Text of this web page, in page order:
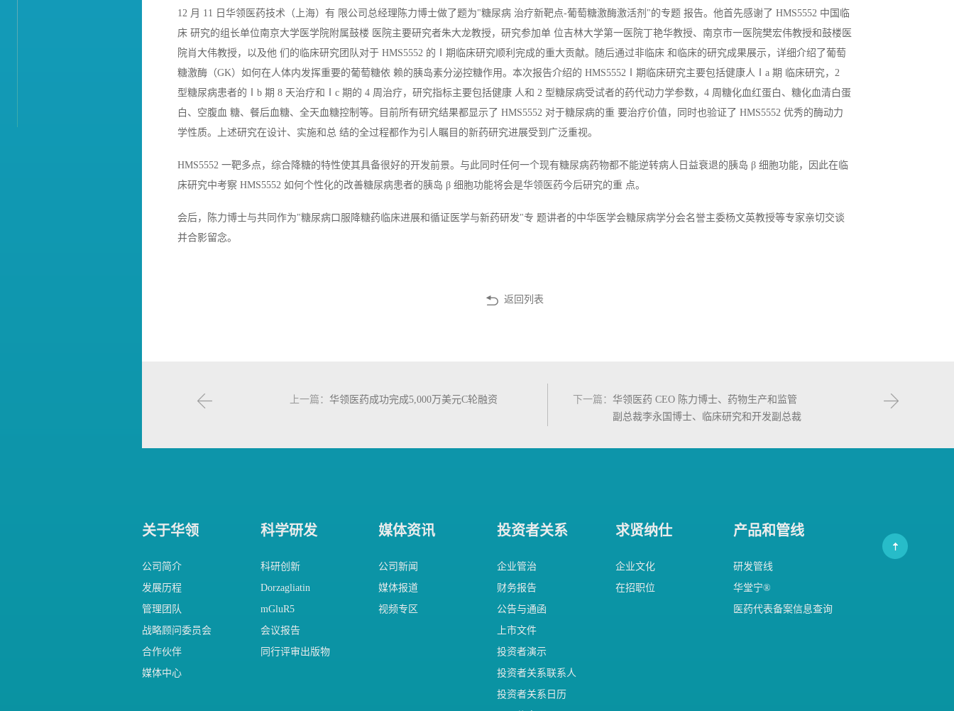
12 月 11 日华领医药技术（上海）有 限公司总经理陈力博士做了题为"糖尿病 治疗新靶点-葡萄糖激酶激活剂"的专题 报告。他首先感谢了 HMS5552 中国临
床 研究的组长单位南京大学医学院附属鼓楼 医院主要研究者朱大龙教授，研究参加单 位吉林大学第一医院丁艳华教授、南京市一医院樊宏伟教授和鼓楼医
院肖大伟教授，以及他 们的临床研究团队对于 HMS5552 的Ⅰ期临床研究顺利完成的重大贡献。随后通过非临床 和临床的研究成果展示，详细介绍了葡萄
糖激酶（GK）如何在人体内发挥重要的葡萄糖依 赖的胰岛素分泌控糖作用。本次报告介绍的 HMS5552Ⅰ期临床研究主要包括健康人Ⅰa 期 临床研究，2
型糖尿病患者的Ⅰb 期 8 天治疗和Ⅰc 期的 4 周治疗，研究指标主要包括健康 人和 2 型糖尿病受试者的药代动力学参数，4 周糖化血红蛋白、糖化血清白蛋
白、空腹血 糖、餐后血糖、全天血糖控制等。目前所有研究结果都显示了 HMS5552 对于糖尿病的重 要治疗价值，同时也验证了 HMS5552 优秀的酶动力
学性质。上述研究在设计、实施和总 结的全过程都作为引人瞩目的新药研究进展受到广泛重视。
HMS5552 一靶多点，综合降糖的特性使其具备很好的开发前景。与此同时任何一个现有糖尿病药物都不能逆转病人日益衰退的胰岛 β 细胞功能，因此在临
床研究中考察 HMS5552 如何个性化的改善糖尿病患者的胰岛 β 细胞功能将会是华领医药今后研究的重 点。
会后，陈力博士与共同作为"糖尿病口服降糖药临床进展和循证医学与新药研发"专 题讲者的中华医学会糖尿病学分会名誉主委杨文英教授等专家亲切交谈
并合影留念。
返回列表
上一篇 ： 华领医药成功完成5,000万美元C轮融资 下一篇 ： 华领医药 CEO 陈力博士、药物生产和监管
副总裁李永国博士、临床研究和开发副总裁
会议并发表精彩演讲
关于华领
公司简介
发展历程
管理团队
战略顾问委员会
合作伙伴
媒体中心
科学研发
科研创新
Dorzagliatin
mGluR5
会议报告
同行评审出版物
媒体资讯
公司新闻
媒体报道
视频专区
投资者关系
企业管治
财务报告
公告与通函
上市文件
投资者演示
投资者关系联系人
投资者关系日历
求贤纳仕
企业文化
在招职位
产品和管线
研发管线
华堂宁®
医药代表备案信息查询